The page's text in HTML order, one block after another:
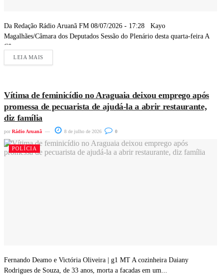
Da Redação Rádio Aruanã FM 08/07/2026 - 17:28 Kayo
Magalhães/Câmara dos Deputados Sessão do Plenário desta quarta-feira A
Câmara...
LEIA MAIS
Vítima de feminicídio no Araguaia deixou emprego após
promessa de pecuarista de ajudá-la a abrir restaurante,
diz família
por Rádio Aruanã 8 de julho de 2026 0
POLÍCIA
Fernando Deamo e Victória Oliveira | g1 MT A cozinheira Daiany
Rodrigues de Souza, de 33 anos, morta a facadas em um...